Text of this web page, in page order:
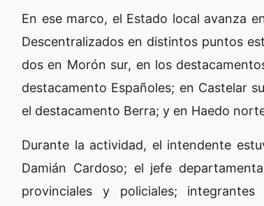
En ese marco, el Estado local avanza
Descentralizados en distintos puntos
dos en Morón sur, en los
destacamento Españoles; en Castelar
el destacamento Berra; y en Haedo
Durante la actividad, el intendente
Damián Cardoso; el jefe
provinciales y policiales;